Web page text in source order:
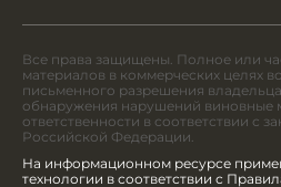
Все права защищены. Полное или
материалов в коммерческих целях
письменного разрешения
обнаружения нарушений виновные
ответственности в соответствии с
Российской Федерации.
На информационном ресурсе
технологии в соответствии с